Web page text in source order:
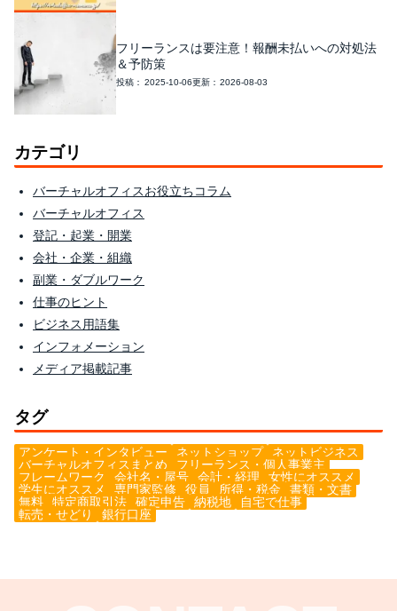
フリーランスは要注意！報酬未払いへの対処法
＆予防策
2025-10-06 2026-08-03
カテゴリ
バーチャルオフィスお役立ちコラム
バーチャルオフィス
登記・起業・開業
会社・企業・組織
副業・ダブルワーク
仕事のヒント
ビジネス用語集
インフォメーション
メディア掲載記事
タグ
アンケート・インタビュー ネットショップ
ネットビジネス
バーチャルオフィスまとめ
フリーランス・個人事業主
フレームワーク
会社名・屋号 会計・経理
女性にオススメ
学生にオススメ
専門家監修 役員 所得・税金
書類・文書
無料
特定商取引法 確定申告 納税地
自宅で仕事
転売・せどり
銀行口座